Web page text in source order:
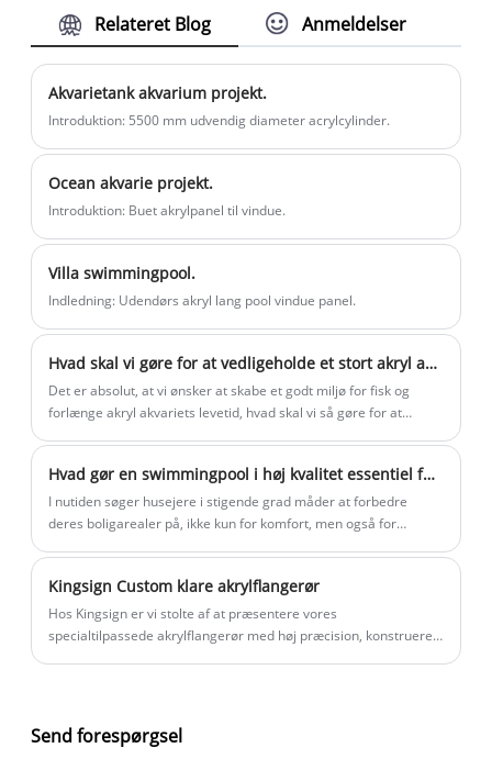
urenheder, sorte prikker, ridser, bobler.
meget udbredt i arkitektonisk dekoration,
lamper, møbler osv. Velkommen til at
Relateret Blog Anmeldelser
Akvarietank akvarium projekt.
Introduktion: 5500 mm udvendig diameter acrylcylinder.
Ocean akvarie projekt.
Introduktion: Buet akrylpanel til vindue.
Villa swimmingpool.
Indledning: Udendørs akryl lang pool vindue panel.
Hvad skal vi gøre for at vedligeholde et stort akryl akvarium?
Det er absolut, at vi ønsker at skabe et godt miljø for fisk og
forlænge akryl akvariets levetid, hvad skal vi så gøre for at
Hvad gør en swimmingpool i høj kvalitet essentiel for moderne hjem?
I nutiden søger husejere i stigende grad måder at forbedre
deres boligarealer på, ikke kun for komfort, men også for
ønskelig funktion, der tilbyder langt mere end bare et sted at
svømme. Svømmebassiner i høj kvalitet fungerer nu som
knudepunkter til familiesammenkomster, fitnessrutiner og
Kingsign Custom klare akrylflangerør
Hos Kingsign er vi stolte af at præsentere vores
specialtilpassede akrylflangerør med høj præcision, konstrueret
Disse akrylflangerør er fremstillet af førsteklasses klar PMMA
(akryl) og har præcisions CNC-bearbejdede flanger med perfekt
Send forespørgsel